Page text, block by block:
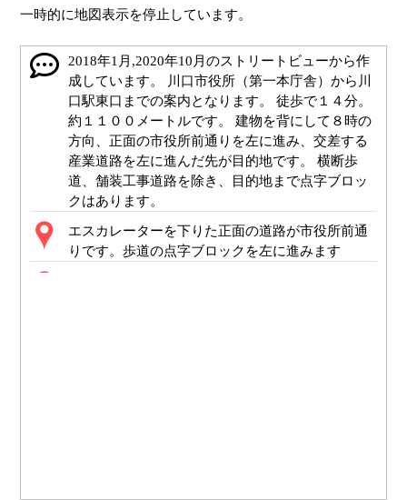
一時的に地図表示を停止しています。
2018年1月,2020年10月のストリートビューから作
成しています。 川口市役所（第一本庁舎）から川
口駅東口までの案内となります。 徒歩で１４分。
約１１００メートルです。 建物を背にして８時の
方向、正面の市役所前通りを左に進み、交差する
産業道路を左に進んだ先が目的地です。 横断歩
道、舗装工事道路を除き、目的地まで点字ブロッ
クはあります。
エスカレーターを下りた正面の道路が市役所前通
りです。歩道の点字ブロックを左に進みます